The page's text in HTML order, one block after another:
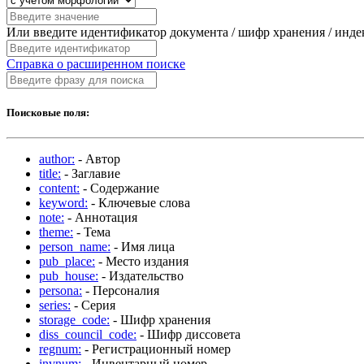
Или введите идентификатор документа / шифр хранения /
Справка о расширенном поиске
Поисковые поля:
author: - Автор
title: - Заглавие
content: - Содержание
keyword: - Ключевые слова
note: - Аннотация
theme: - Тема
person_name: - Имя лица
pub_place: - Место издания
pub_house: - Издательство
persona: - Персоналия
series: - Серия
storage_code: - Шифр хранения
diss_council_code: - Шифр диссовета
regnum: - Регистрационный номер